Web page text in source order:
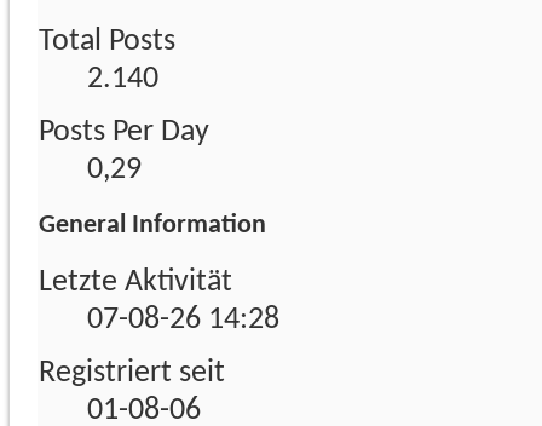
Total Posts
2.140
Posts Per Day
0,29
General Information
Letzte Aktivität
07-08-26 14:28
Registriert seit
01-08-06